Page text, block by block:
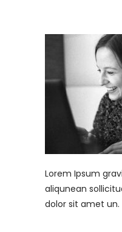
Lorem Ipsum
aliqunean
dolor sit amet un.